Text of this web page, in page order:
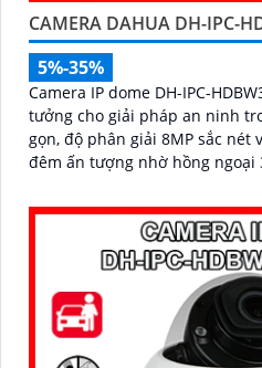
CAMERA DAHUA DH-IPC-
5%-35%
Camera IP dome DH-IPC-
tưởng cho giải pháp an ninh
gọn, độ phân giải 8MP sắc nét
đêm ấn tượng nhờ hồng ngoại
công nghệ AI thông minh
và phương tiện hỗ trợ POE,